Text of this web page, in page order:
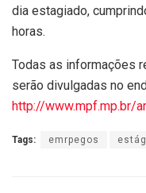
dia estagiado,
horas.
Todas as informações
serão divulgadas no
http://www.mpf.mp.br/
Tags: emrpegos